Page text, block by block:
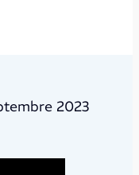
2023